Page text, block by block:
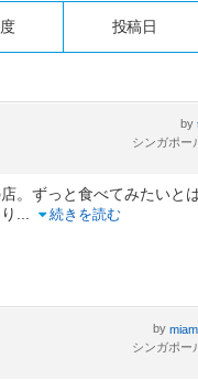
投稿日
by
シンガポー
。ずっと食べてみたいと
続きを読む
by
シンガポー